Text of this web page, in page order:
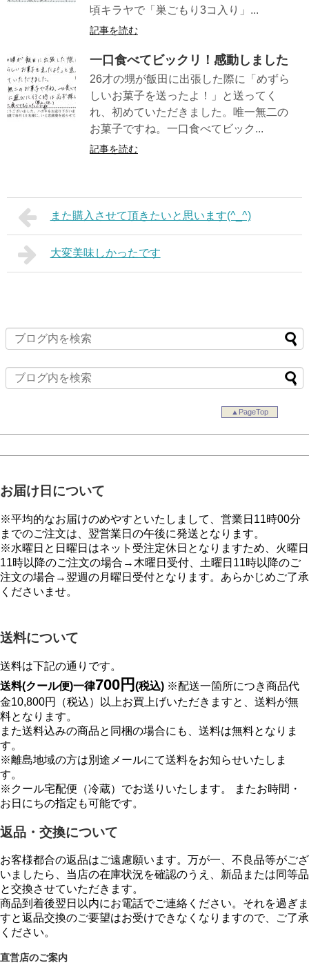
頃キラヤで「巣ごもり3コ入り」...
記事を読む
一口食べてビックリ！感動しました
26才の甥が飯田に出張した際に「めずら
しいお菓子を送ったよ！」と送ってく
れ、初めていただきました。唯一無二の
お菓子ですね。一口食べてビック...
記事を読む
また購入させて頂きたいと思います(^_^)
大変美味しかったです
▲PageTop
お届け日について
※平均的なお届けのめやすといたしまして、営業日11時00分
までのご注文は、翌営業日の午後に発送となります。
※水曜日と日曜日はネット受注定休日となりますため、火曜日
11時以降のご注文の場合→木曜日受付、土曜日11時以降のご
注文の場合→翌週の月曜日受付となります。あらかじめご了承
くださいませ。
送料について
送料は下記の通りです。
送料(クール便)一律700円 (税込) ※配送一箇所につき商品代
金10,800円（税込）以上お買上げいただきますと、送料が無
料となります。
また送料込みの商品と同梱の場合にも、送料は無料となりま
す。
※離島地域の方は別途メールにて送料をお知らせいたしま
す。
※クール宅配便（冷蔵）でお送りいたします。 またお時間・
お日にちの指定も可能です。
返品・交換について
お客様都合の返品はご遠慮願います。万が一、不良品等がござ
いましたら、当店の在庫状況を確認のうえ、新品または同等品
と交換させていただきます。
商品到着後翌日以内にお電話でご連絡ください。それを過ぎま
すと返品交換のご要望はお受けできなくなりますので、ご了承
ください。
直営店のご案内